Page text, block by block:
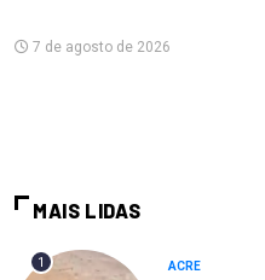
7 de agosto de 2026
MAIS LIDAS
1 ACRE